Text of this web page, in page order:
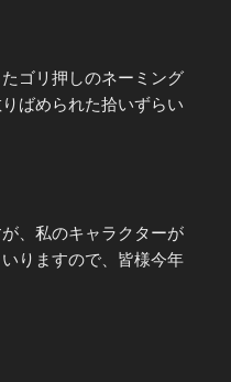
ゴリ押しのネーミング
ばめられた拾いずらい
、私のキャラクターが
りますので、皆様今年